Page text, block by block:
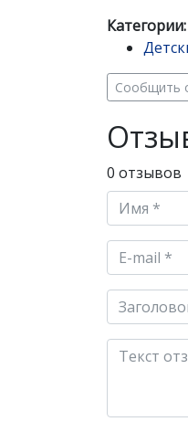
Категории:
Сообщить
0 отзывов